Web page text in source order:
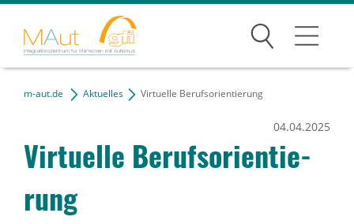
Suchen
Angebote
Netzwerk
Karriere
m-aut.de Aktuelles Virtuelle Berufsorientierung
Virtu­elle Berufs­ori­en­tie­
rung
04.04.2025